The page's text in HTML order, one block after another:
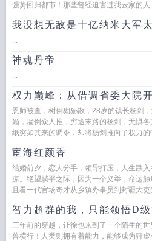
强势回归都市！那些曾经迫害过我云家的
我没想无敌是十亿纳米大军
...
神魂丹帝
...
权力巅峰：从借调省委大院
恩师被查，树倒猢狲散，28岁的镇长杨剑
婚，墙倒众人推，穷途末路的杨剑，无惧
纸突如其来的调令，却将杨剑推向了权力
宦海红颜香
结婚前夕，恋人分手，领导打压，人生跌
凉。绝望躺平之际，因为一个义举，命运
且看一代官场奇才从乡镇办事员到封疆大
智力超群的我，只能领悟D级
三年前的穿越，让徐也来到了一个陌生的
兽横行！人类则拥有着能力，能够成为狩